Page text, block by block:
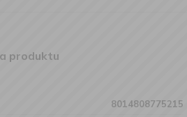
produktu
8014808775215